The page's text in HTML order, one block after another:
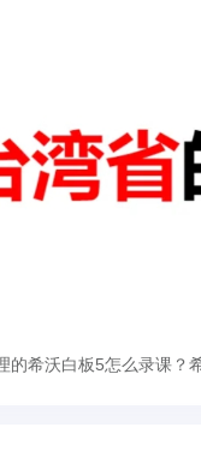
的希沃白板5怎么录课？